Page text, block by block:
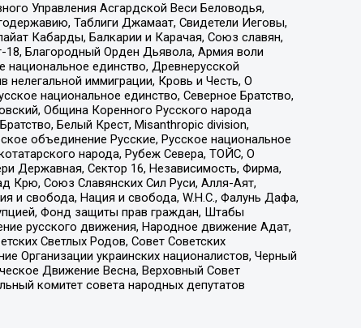
Управления Асгардской Веси Беловодья,
Таблиги Джамаат, Свидетели Иеговы,
Кабарды, Балкарии и Карачая, Союз славян,
18, Благородный Орден Дьявола, Армия воли
единство, Древнерусской
иммиграции, Кровь и Честь, О
национальное единство, Северное Братство,
Община Коренного Русского народа
Белый Крест, Misanthropic division,
объединение Русские, Русское национальное
народа, Рубеж Севера, ТОЙС, О
Державная, Сектор 16, Независимость, Фирма,
Крю, Союз Славянских Сил Руси, Алля-Аят,
и свобода, Нация и свобода, W.H.С., Фалунь Дафа,
Фонд защиты прав граждан, Штабы
русского движения, Народное движение Адат,
Светлых Родов, Совет Советских
Организации украинских националистов, Черный
Движение Весна, Верховный Совет
комитет совета народных депутатов